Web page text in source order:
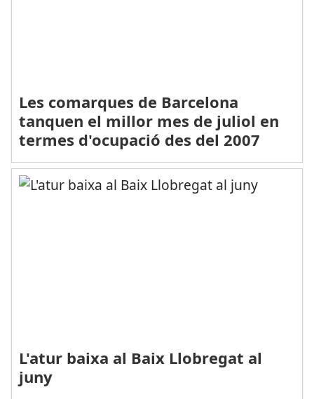
Les comarques de Barcelona
tanquen el millor mes de juliol en
termes d'ocupació des del 2007
L'atur baixa al Baix Llobregat al
juny